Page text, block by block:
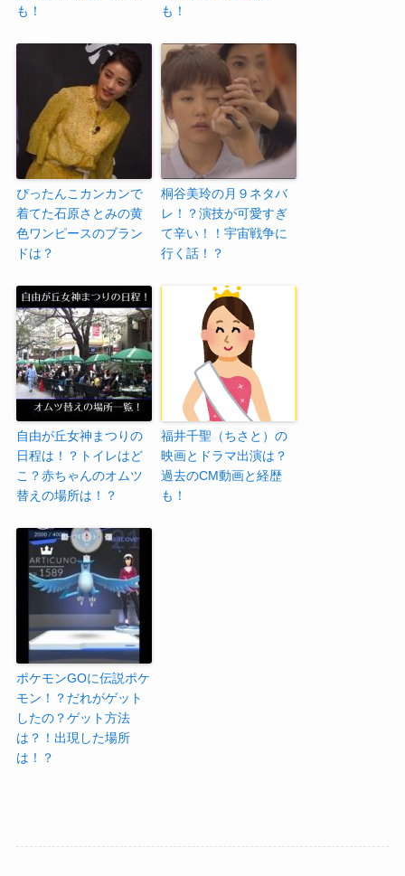
も！
も！
ぴったんこカンカンで
着てた石原さとみの黄
色ワンピースのブラン
ドは？
桐谷美玲の月９ネタバ
レ！？演技が可愛すぎ
て辛い！！宇宙戦争に
行く話！？
自由が丘女神まつりの
日程は！？トイレはど
こ？赤ちゃんのオムツ
替えの場所は！？
福井千聖（ちさと）の
映画とドラマ出演は？
過去のCM動画と経歴
も！
ポケモンGOに伝説ポケ
モン！？だれがゲット
したの？ゲット方法
は？！出現した場所
は！？